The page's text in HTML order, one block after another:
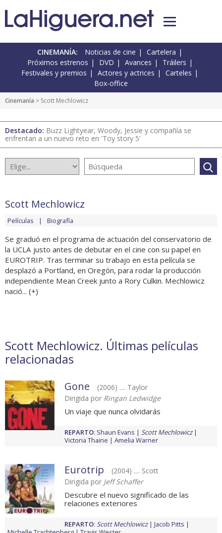
CINEMANÍA: Noticias de cine
Cartelera
Próximos estrenos
DVD Avances
Tráilers
Festivales y premios
Actores y actrices
Carteles
Box-office
Cinemanía > Scott Mechlowicz
Destacado: Buzz Lightyear, Woody, Jessie y compañía se
enfrentan a un nuevo reto en 'Toy story 5'
Scott Mechlowicz
Películas Biografía
Se graduó en el programa de actuación del conservatorio de
la UCLA justo antes de debutar en el cine con su papel en
EUROTRIP. Tras terminar su trabajo en esta película se
desplazó a Portland, en Oregón, para rodar la producción
independiente Mean Creek junto a Rory Culkin. Mechlowicz
nació... (+)
Scott Mechlowicz. Últimas películas
relacionadas
Gone
(2006) .... Taylor
Dirigida por Ringan Ledwidge
Un viaje que nunca olvidarás
REPARTO: Shaun Evans
Scott Mechlowicz
Victoria Thaine
Amelia Warner
Eurotrip
(2004) .... Scott
Dirigida por Jeff Schaffer
Descubre el nuevo significado de las
relaciones exteriores
REPARTO: Scott Mechlowicz
Jacob Pitts